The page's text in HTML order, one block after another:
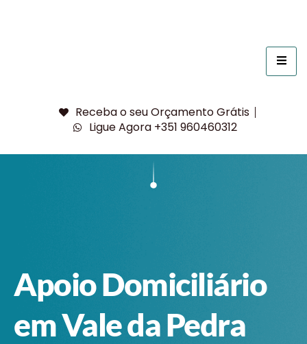
Receba o seu Orçamento Grátis
Ligue Agora +351 960460312
Apoio Domiciliário
em Vale da Pedra